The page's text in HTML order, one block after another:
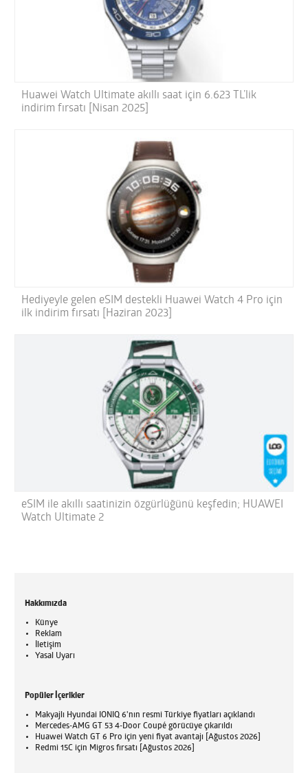
Huawei Watch Ultimate akıllı saat için 6.623 TL’lik
indirim fırsatı [Nisan 2025]
Hediyeyle gelen eSIM destekli Huawei Watch 4 Pro için
ilk indirim fırsatı [Haziran 2023]
eSIM ile akıllı saatinizin özgürlüğünü keşfedin; HUAWEI
Watch Ultimate 2
Hakkımızda
Künye
Reklam
İletişim
Yasal Uyarı
Popüler İçerikler
Makyajlı Hyundai IONIQ 6'nın resmi Türkiye fiyatları açıklandı
Mercedes-AMG GT 53 4-Door Coupé görücüye çıkarıldı
Huawei Watch GT 6 Pro için yeni fiyat avantajı [Ağustos 2026]
Redmi 15C için Migros fırsatı [Ağustos 2026]